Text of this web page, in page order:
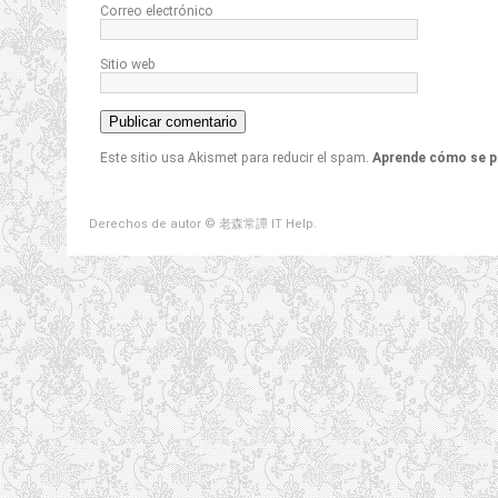
Correo electrónico
Sitio web
Este sitio usa Akismet para reducir el spam. Aprende cómo se
Derechos de autor © 老森常譚 IT Help.